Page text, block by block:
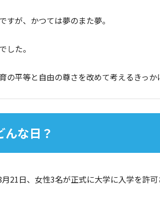
が、かつては夢のまた夢。
した。
の平等と自由の尊さを改めて考えるきっ
な日？
21日、女性3名が正式に大学に入学を許